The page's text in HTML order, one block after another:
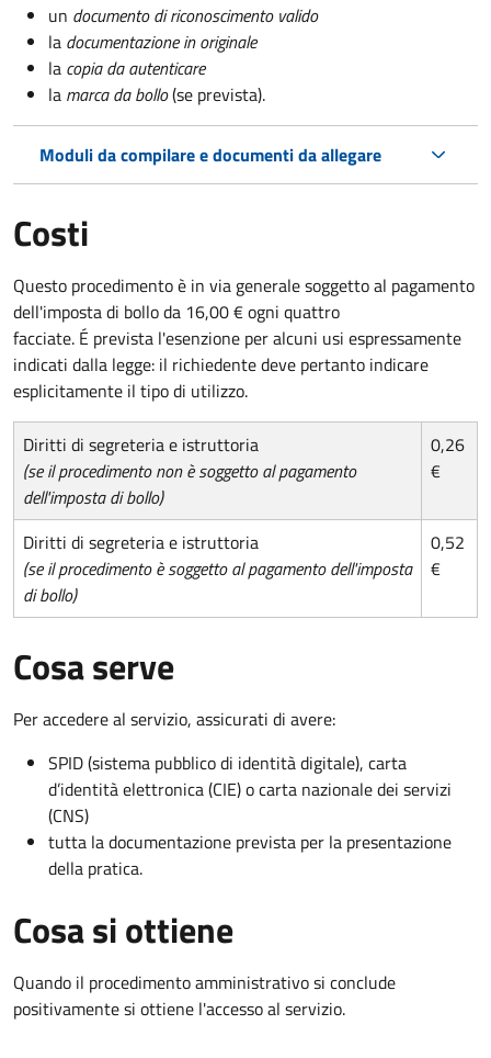
un documento di riconoscimento valido
la documentazione in originale
la copia da autenticare
la marca da bollo(se prevista).
Moduli da compilare e documenti da allegare
Costi
Questo procedimento è in via generale soggetto al pagamento
dell'imposta di bollo da 16,00 € ogni quattro
facciate. É prevista l'esenzione per alcuni usi espressamente
indicati dalla legge: il richiedente deve pertanto indicare
esplicitamente il tipo di utilizzo.
Diritti di segreteria e istruttoria
(se il procedimento non è soggetto al pagamento
dell'imposta di bollo)
0,26
€
Diritti di segreteria e istruttoria
(se il procedimento è soggetto al pagamento dell'imposta
di bollo)
0,52
€
Cosa serve
Per accedere al servizio, assicurati di avere:
SPID (sistema pubblico di identità digitale), carta
d’identità elettronica (CIE) o carta nazionale dei servizi
(CNS)
tutta la documentazione prevista per la presentazione
della pratica.
Cosa si ottiene
Quando il procedimento amministrativo si conclude
positivamente si ottiene l'accesso al servizio.